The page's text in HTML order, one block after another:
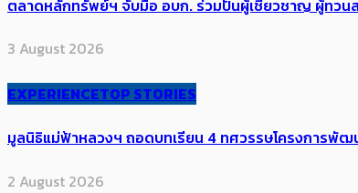
ตลาดหลักทรัพย์ฯ จับมือ อบก. ร่วมปั้นผู้เชี่ยวชาญ ผู้ทว
3 August 2026
EXPERIENCETOP STORIES
มูลนิธิแม่ฟ้าหลวงฯ ถอดบทเรียน 4 ทศวรรษโครงการพั
2 August 2026